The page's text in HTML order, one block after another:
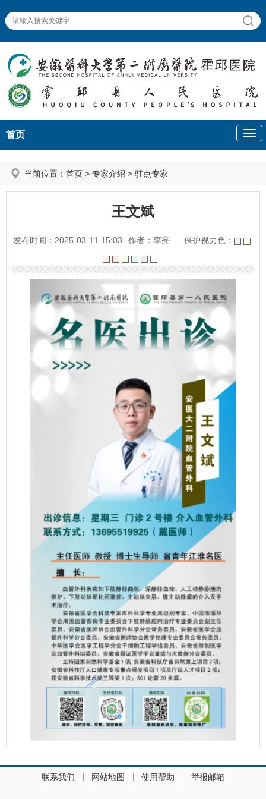
首页
当前位置： 首页 > 专家介绍 > 驻点专家
王文斌
发布时间：2025-03-11 15:03 作者：李亮 保护视力色：
联系我们 网站地图 使用帮助 举报邮箱